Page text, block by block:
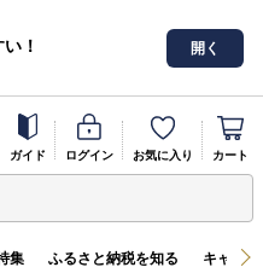
！
開く
ガイド ログイン お気に入り カート
集 ふるさと納税を知る キャン